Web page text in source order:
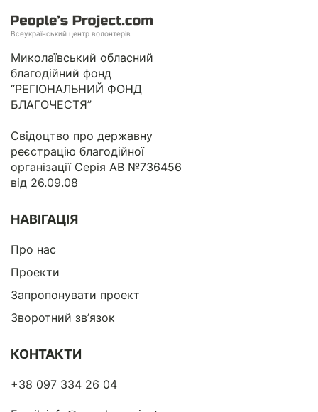
Всеукраїнський центр волонтерів
Миколаївський обласний
благодійний фонд
“РЕГІОНАЛЬНИЙ ФОНД
БЛАГОЧЕСТЯ”
Свідоцтво про державну
реєстрацію благодійної
організації Серія АВ №736456
від 26.09.08
НАВІГАЦІЯ
Про нас
Проекти
Запропонувати проект
Зворотний зв’язок
КОНТАКТИ
+38 097 334 26 04